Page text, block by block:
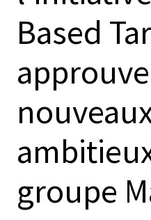
Based
groupe